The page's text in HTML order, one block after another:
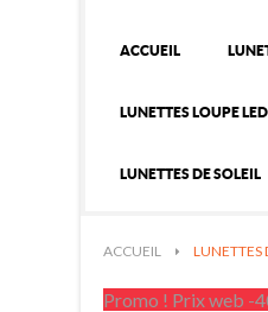
ACCUEIL
LUNETTES LOUPE LED
LUNETTES DE SOLEIL
ACCUEIL > LUNETTES
Promo ! Prix web -